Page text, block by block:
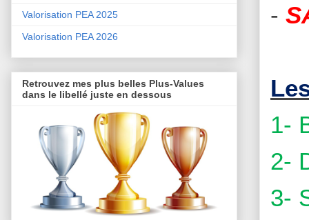
-
1-
2-
3-
Valorisation PEA 2025
Valorisation PEA 2026
Retrouvez mes plus belles Plus-Values
dans le libellé juste en dessous